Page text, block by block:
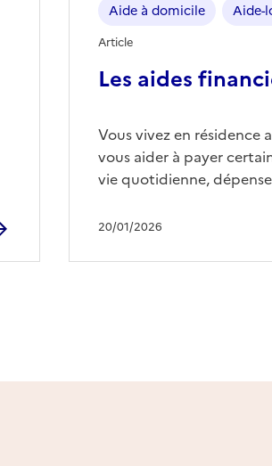
Les aides
20/01/2026
Aide à domicile Aide-
Article
Vous vivez en résidence
vous aider à payer
vie quotidienne,